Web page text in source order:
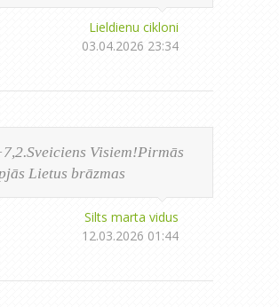
Lieldienu cikloni
03.04.2026 23:34
Visiem!Pirmās
Lietus brāzmas
Silts marta vidus
12.03.2026 01:44